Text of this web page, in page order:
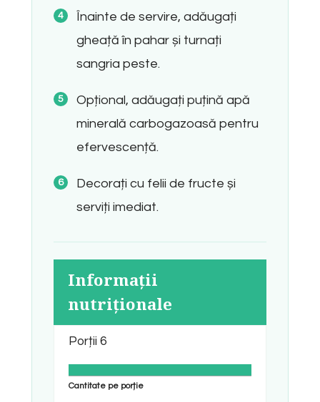
Înainte de servire, adăugați
gheață în pahar și turnați
sangria peste.
Opțional, adăugați puțină apă
minerală carbogazoasă pentru
efervescență.
Decorați cu felii de fructe și
serviți imediat.
Informații
nutriționale
Porții 6
Cantitate pe porție